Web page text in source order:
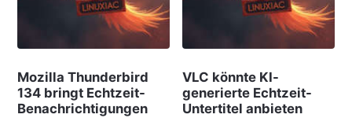
Mozilla Thunderbird
134 bringt Echtzeit-
Benachrichtigungen
VLC könnte KI-
generierte Echtzeit-
Untertitel anbieten